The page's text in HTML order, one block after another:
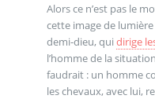
Alors ce n’est pas le
cette image de
demi-dieu, qui dirige
l’homme de la
faudrait : un homme
les chevaux, avec lui,